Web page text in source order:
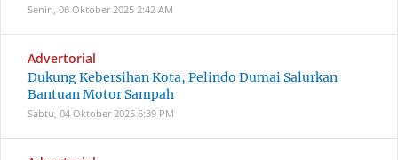
Senin, 06 Oktober 2025 2:42 AM
Advertorial
Dukung Kebersihan Kota, Pelindo Dumai Salurkan
Bantuan Motor Sampah
Sabtu, 04 Oktober 2025 6:39 PM